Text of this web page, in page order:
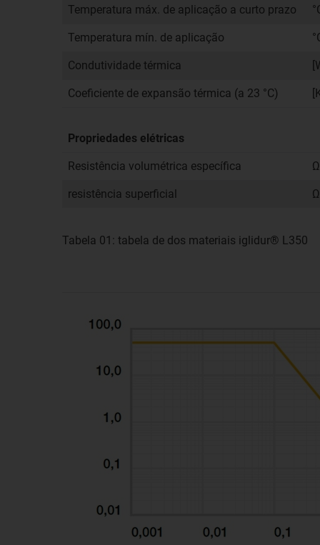
Temperatura máx. de aplicação a curto prazo
Temperatura mín. de aplicação
Condutividade térmica
Coeficiente de expansão térmica (a 23 °C)
Propriedades elétricas
Resistência volumétrica específica
resistência superficial Ω
Tabela 01: tabela de dos materiais iglidur® L350